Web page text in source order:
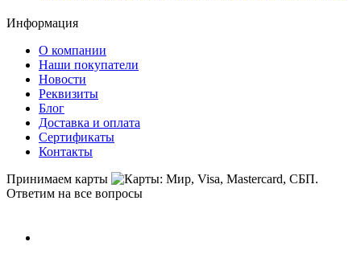
Информация
О компании
Наши покупатели
Новости
Реквизиты
Блог
Доставка и оплата
Сертификаты
Контакты
Принимаем карты
Ответим на все вопросы